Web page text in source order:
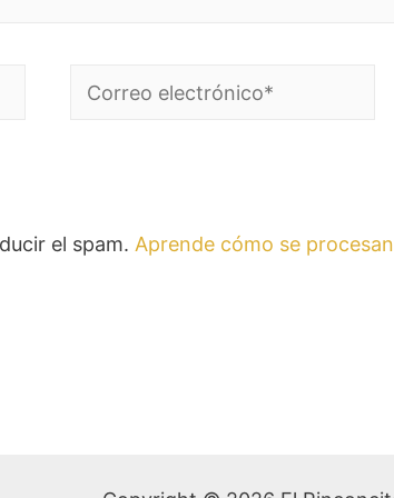
el spam. Aprende cómo se